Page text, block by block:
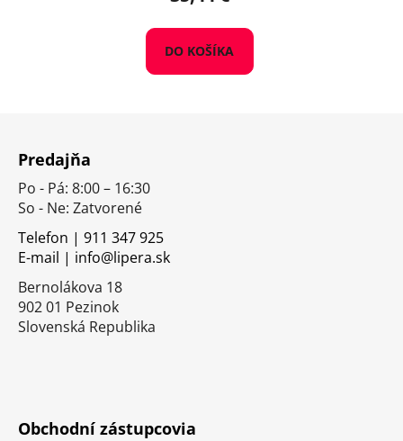
DO KOŠÍKA
Predajňa
Po - Pá: 8:00 – 16:30
So - Ne: Zatvorené
Telefon | 911 347 925
E-mail | info@lipera.sk
Bernolákova 18
902 01 Pezinok
Slovenská Republika
Obchodní zástupcovia